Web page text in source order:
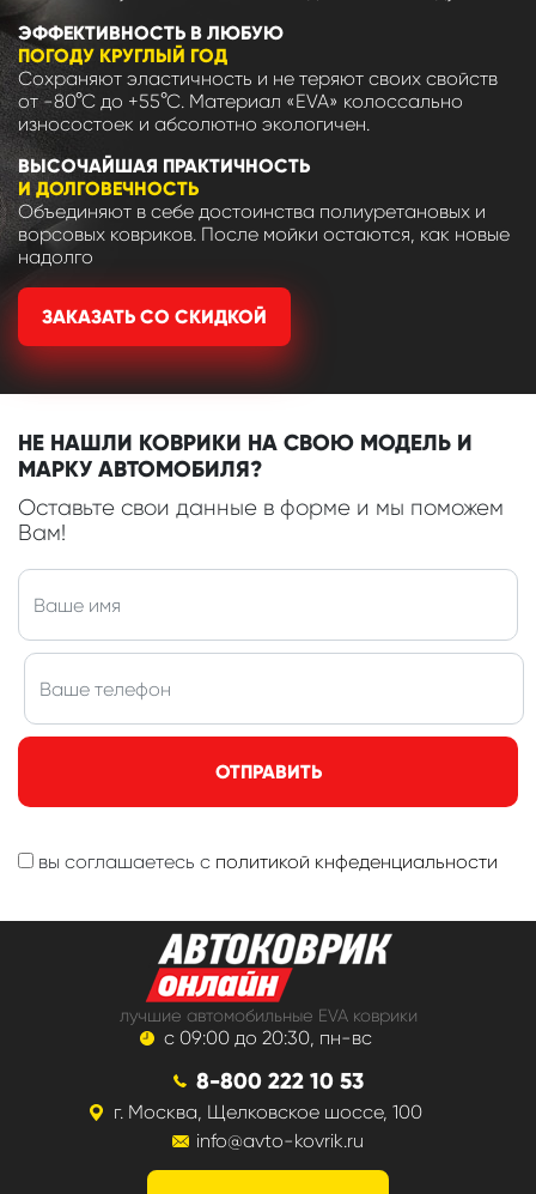
ЭФФЕКТИВНОСТЬ В ЛЮБУЮ
ПОГОДУ КРУГЛЫЙ ГОД
Сохраняют эластичность и не теряют своих свойств
от -80°С до +55°С. Материал «EVA» колоссально
износостоек и абсолютно экологичен.
ВЫСОЧАЙШАЯ ПРАКТИЧНОСТЬ
И ДОЛГОВЕЧНОСТЬ
Объединяют в себе достоинства полиуретановых и
ворсовых ковриков. После мойки остаются, как новые
надолго
ЗАКАЗАТЬ СО СКИДКОЙ
НЕ НАШЛИ КОВРИКИ НА СВОЮ МОДЕЛЬ И
МАРКУ АВТОМОБИЛЯ?
Оставьте свои данные в форме и мы поможем
Вам!
ОТПРАВИТЬ
вы соглашаетесь с политикой кнфеденциальности
лучшие автомобильные EVA коврики
с 09:00 до 20:30, пн-вс
8-800 222 10 53
г. Москва, Щелковское шоссе, 100
info@avto-kovrik.ru